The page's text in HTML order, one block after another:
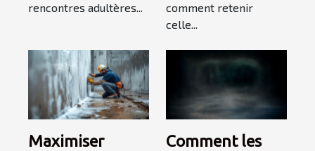
rencontres adultères...
comment retenir
celle...
Maximiser
Comment les